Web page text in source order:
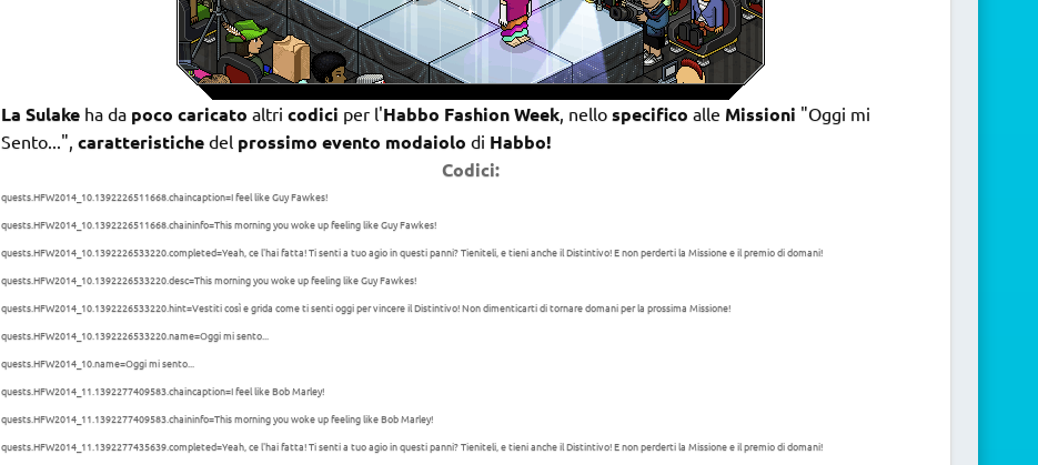
La Sulakeha da poco caricato altri codici per l'Habbo Fashion Week, nello specifico alle Missioni "Oggi mi
Sento...", caratteristichedel prossimo evento modaiolo di Habbo!
Codici:
quests.HFW2014_10.1392226511668.chaincaption=I feel like Guy Fawkes!
quests.HFW2014_10.1392226511668.chaininfo=This morning you woke up feeling like Guy Fawkes!
quests.HFW2014_10.1392226533220.completed=Yeah, ce l'hai fatta! Ti senti a tuo agio in questi panni? Tieniteli, e tieni anche il Distintivo! E non perderti la Missione e il premio di domani!
quests.HFW2014_10.1392226533220.desc=This morning you woke up feeling like Guy Fawkes!
quests.HFW2014_10.1392226533220.hint=Vestiti così e grida come ti senti oggi per vincere il Distintivo! Non dimenticarti di tornare domani per la prossima Missione!
quests.HFW2014_10.1392226533220.name=Oggi mi sento...
quests.HFW2014_10.name=Oggi mi sento...
quests.HFW2014_11.1392277409583.chaincaption=I feel like Bob Marley!
quests.HFW2014_11.1392277409583.chaininfo=This morning you woke up feeling like Bob Marley!
quests.HFW2014_11.1392277435639.completed=Yeah, ce l'hai fatta! Ti senti a tuo agio in questi panni? Tieniteli, e tieni anche il Distintivo! E non perderti la Missione e il premio di domani!